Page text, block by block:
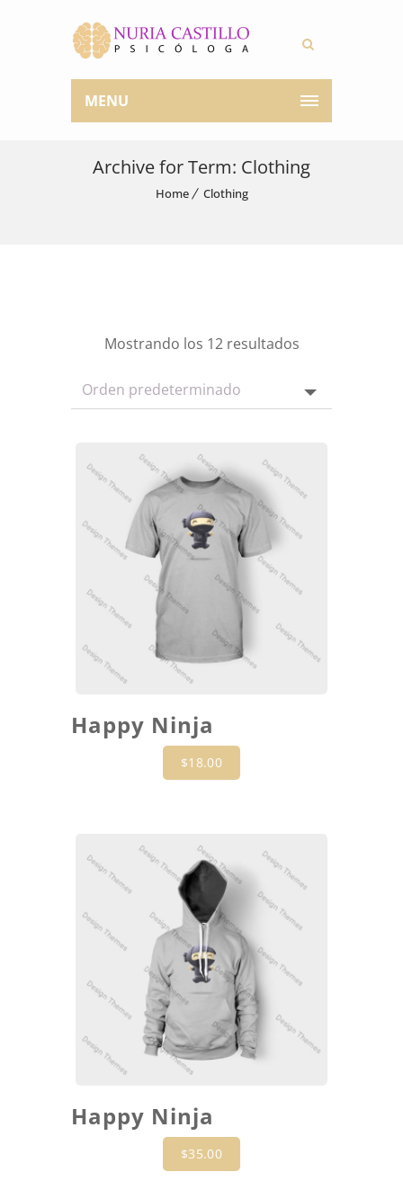
MENU
Archive for Term: Clothing
Home Clothing
Mostrando los 12 resultados
Happy Ninja
$18.00
Happy Ninja
$35.00